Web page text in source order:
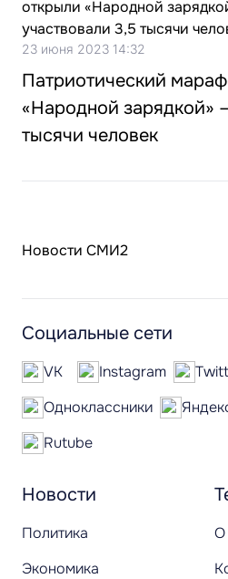
23 июня 2023 14:32
Патриотический
«Народной зарядкой»
тысячи человек
Новости СМИ2
Новости
Политика
Экономика
О
Социальные сети
VK Instagram
Одноклассники
Rutube